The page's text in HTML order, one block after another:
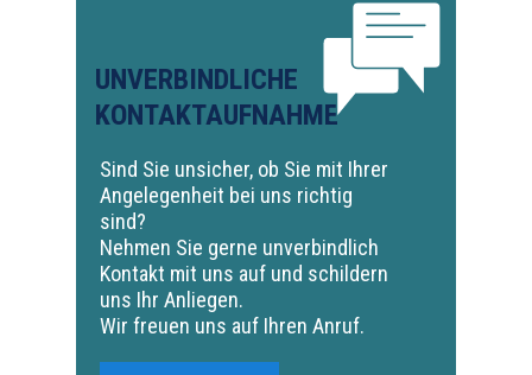
UNVERBINDLICHE
KONTAKTAUFNAHME
Sind Sie unsicher, ob Sie mit Ihrer
Angelegenheit bei uns richtig
sind?
Nehmen Sie gerne unverbindlich
Kontakt mit uns auf und schildern
uns Ihr Anliegen.
Wir freuen uns auf Ihren Anruf.